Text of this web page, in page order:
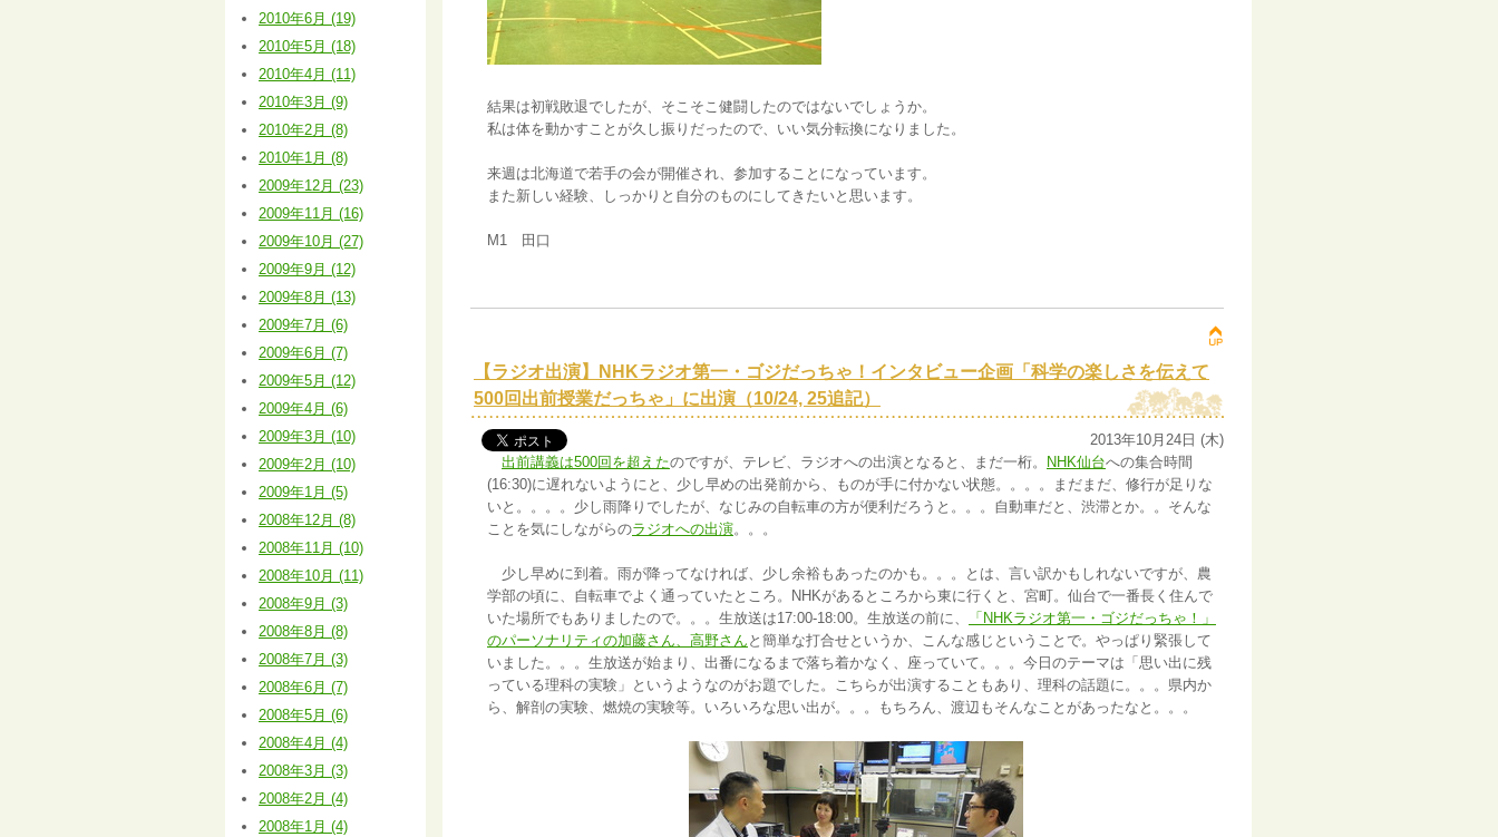
結果は初戦敗退でしたが、そこそこ健闘したのではないでしょうか。
私は体を動かすことが久し振りだったので、いい気分転換になりました。
来週は北海道で若手の会が開催され、参加することになっています。
また新しい経験、しっかりと自分のものにしてきたいと思います。
M1 田口
【ラジオ出演】NHKラジオ第一・ゴジだっちゃ！インタビュー企画「科学の楽しさを伝えて
500回出前授業だっちゃ」に出演（10/24, 25追記）
2013年10月24日 (木)
出前講義は500回を超えたのですが、テレビ、ラジオへの出演となると、まだ一桁。 NHK仙台への集合時間
(16:30)に遅れないようにと、少し早めの出発前から、ものが手に付かない状態。。。。まだまだ、修行が足りな
いと。。。。少し雨降りでしたが、なじみの自転車の方が便利だろうと。。。自動車だと、渋滞とか。。そんな
ことを気にしながらのラジオへの出演。。。
少し早めに到着。雨が降ってなければ、少し余裕もあったのかも。。。とは、言い訳かもしれないですが、農
学部の頃に、自転車でよく通っていたところ。NHKがあるところから東に行くと、宮町。仙台で一番長く住んで
いた場所でもありましたので。。。生放送は17:00-18:00。生放送の前に、
「NHKラジオ第一・ゴジだっちゃ！」
のパーソナリティの加藤さん、高野さん と簡単な打合せというか、こんな感じということで。やっぱり緊張して
いました。。。生放送が始まり、出番になるまで落ち着かなく、座っていて。。。今日のテーマは「思い出に残
っている理科の実験」というようなのがお題でした。こちらが出演することもあり、理科の話題に。。。県内か
ら、解剖の実験、燃焼の実験等。いろいろな思い出が。。。もちろん、渡辺もそんなことがあったなと。。。
2010年6月 (19)
2010年5月 (18)
2010年4月 (11)
2010年3月 (9)
2010年2月 (8)
2010年1月 (8)
2009年12月 (23)
2009年11月 (16)
2009年10月 (27)
2009年9月 (12)
2009年8月 (13)
2009年7月 (6)
2009年6月 (7)
2009年5月 (12)
2009年4月 (6)
2009年3月 (10)
2009年2月 (10)
2009年1月 (5)
2008年12月 (8)
2008年11月 (10)
2008年10月 (11)
2008年9月 (3)
2008年8月 (8)
2008年7月 (3)
2008年6月 (7)
2008年5月 (6)
2008年4月 (4)
2008年3月 (3)
2008年2月 (4)
2008年1月 (4)